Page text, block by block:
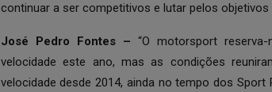
continuar a ser competitivos e lutar pelos objetivos
José Pedro Fontes – “O motorsport
velocidade este ano, mas as condições
velocidade desde 2014, ainda no tempo dos